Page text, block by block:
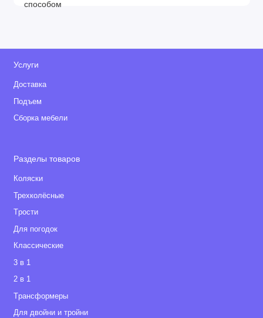
Услуги
Доставка
Подъем
Сборка мебели
Разделы товаров
Коляски
Трехколёсные
Tрости
Для погодок
Классические
3 в 1
2 в 1
Tрансформеры
Для двойни и тройни